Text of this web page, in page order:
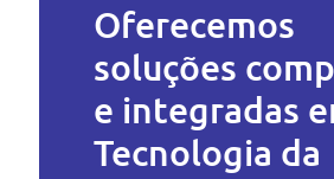
Oferecemos
soluções
e integradas
Tecnologia da